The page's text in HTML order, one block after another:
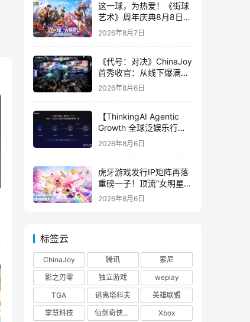
这一球，为热爱！《街球
艺术》周年庆典8月8日正
式上线，多重福利与全新
内容同步开启
2026年8月7日
《代号：对决》ChinaJoy
首秀收官：从线下爆满看
见玩家的真实期待
2026年8月6日
【ThinkingAI Agentic
Growth 全球泛娱乐行业
峰会】Agent 时代，人到
底负责什么
2026年8月6日
虎牙游戏发行IP矩阵再落
重磅一子！顶流“女明星”
ZANMANG LOOPY 正版
2026年8月6日
标签云
ChinaJoy 腾讯
索尼
影之刃零
独立游戏
weplay
TGA
逃离塔科夫
英雄联盟
掌慧科技
仙剑奇侠传四 Xbox